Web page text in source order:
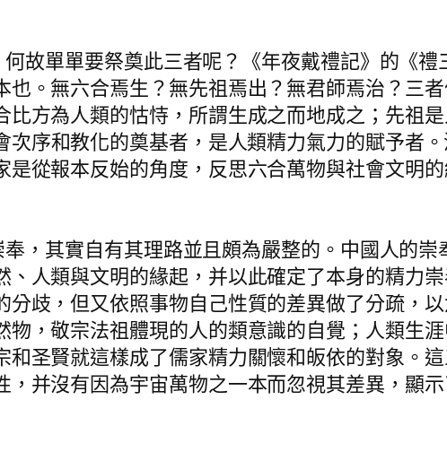
故單單要祭奠此三者呢？《年夜戴禮記》的《禮
。無六合焉生？無先祖焉出？無君師焉治？三
方為人類的怙恃，所謂生成之而地成之；先祖
次序和教化的奠基者，是人類精力氣力的賦予者
從報本反始的角度，反思六合萬物與社會文明
，其實自有其理路並且頗為嚴整的。中國人的
人類與文明的緣起，并以此確定了本身的精力
歧，但又依照事物自己性質的差異做了分疏，
，敬宗法祖體現的人的類意識的自覺；人類生
圣賢就這樣成了儒家精力關懷和皈依的對象。
并沒有因為宇宙萬物之一本而忽視其差異，顯